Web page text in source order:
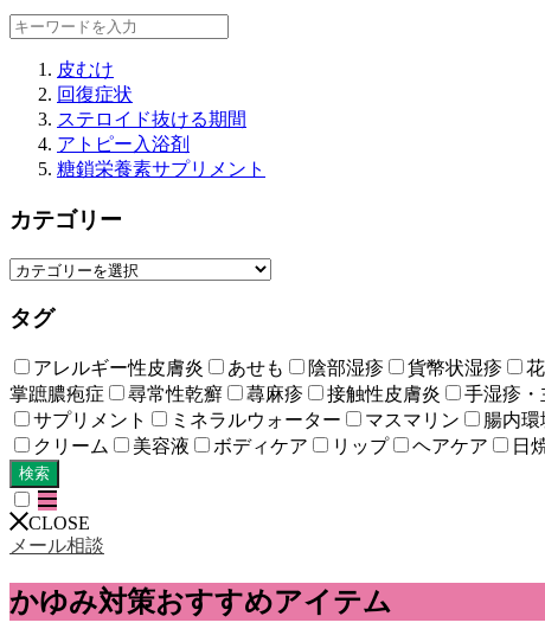
皮むけ
回復症状
ステロイド抜ける期間
アトピー入浴剤
糖鎖栄養素サプリメント
カテゴリー
タグ
アレルギー性皮膚炎 あせも 陰部湿疹 貨幣状湿疹
掌蹠膿疱症
尋常性乾癬 蕁麻疹 接触性皮膚炎 手湿疹・
サプリメント
ミネラルウォーター マスマリン 腸内環
クリーム
美容液 ボディケア リップ ヘアケア 日
検索
CLOSE
メール相談
かゆみ対策おすすめアイテム